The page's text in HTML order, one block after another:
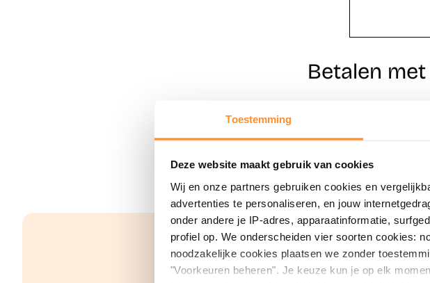
Toestemming
Deze website maakt gebruik van cookies
Wij en onze partners gebruiken cookies en
advertenties te personaliseren, en jouw
onder andere je IP-adres, apparaatinformatie,
profiel op. We onderscheiden vier soorten cookies:
noodzakelijke cookies plaatsen we zonder
"Voorkeuren beheren". Je keuze kun je op elk
Betalen